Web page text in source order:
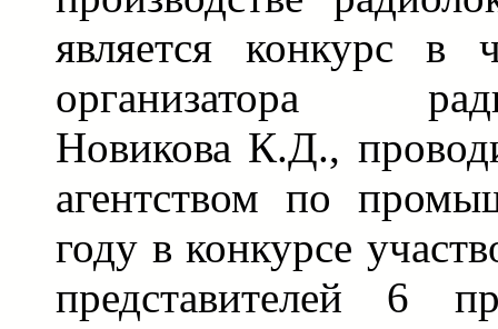
является конкурс в
организатора
Новикова К.Д.,
агентством по
году в конкурсе
представителей 6